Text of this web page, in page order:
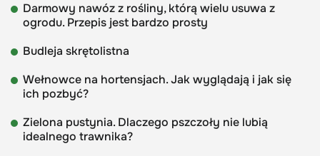
Darmowy nawóz z rośliny, którą wielu usuwa z
ogrodu. Przepis jest bardzo prosty
Budleja skrętolistna
Wełnowce na hortensjach. Jak wyglądają i jak się
ich pozbyć?
Zielona pustynia. Dlaczego pszczoły nie lubią
idealnego trawnika?